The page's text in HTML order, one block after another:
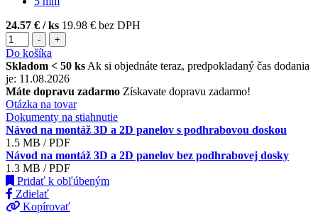
24.57 € / ks 19.98 € bez DPH
- +
Do košíka
Skladom < 50 ks Ak si objednáte teraz, predpokladaný čas dodania
je: 11.08.2026
Máte dopravu zadarmo Získavate dopravu zadarmo!
Otázka na tovar
Dokumenty na stiahnutie
Návod na montáž 3D a 2D panelov s podhrabovou doskou
1.5 MB / PDF
Návod na montáž 3D a 2D panelov bez podhrabovej dosky
1.3 MB / PDF
Pridať k obľúbeným
Zdielať
Kopírovať